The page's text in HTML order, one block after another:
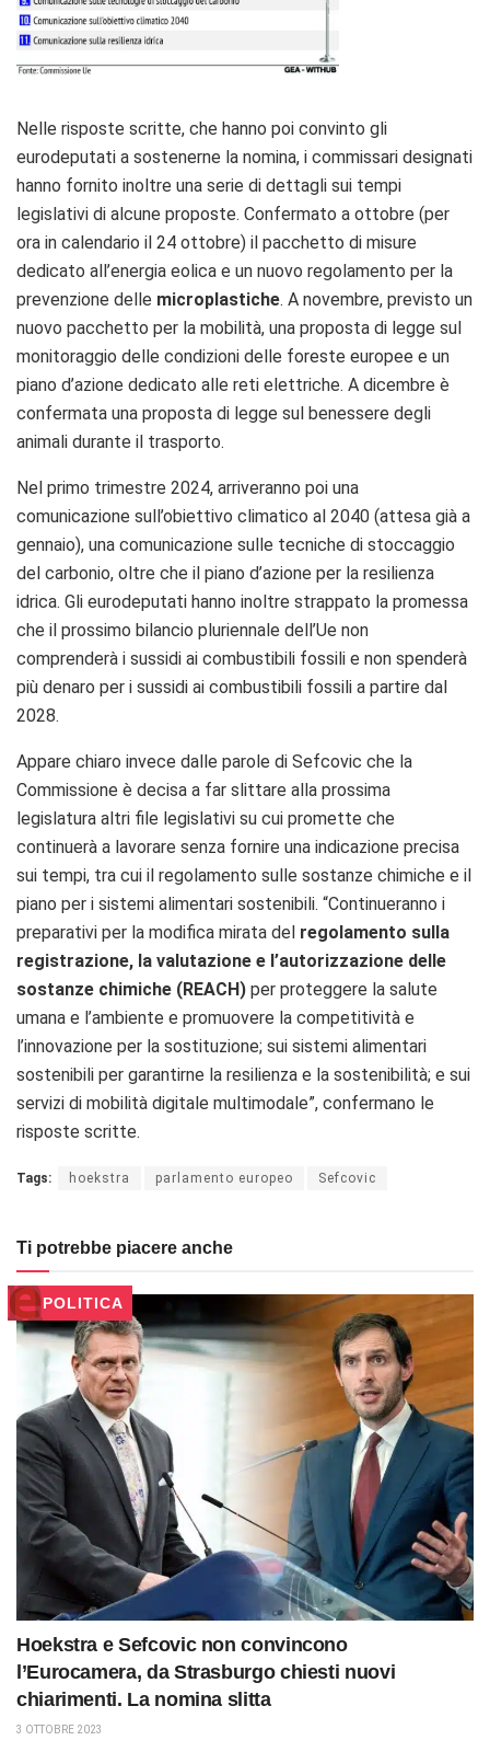
Nelle risposte scritte, che hanno poi convinto gli
eurodeputati a sostenerne la nomina, i commissari designati
hanno fornito inoltre una serie di dettagli sui tempi
legislativi di alcune proposte. Confermato a ottobre (per
ora in calendario il 24 ottobre) il pacchetto di misure
dedicato all’energia eolica e un nuovo regolamento per la
prevenzione delle microplastiche. A novembre, previsto un
nuovo pacchetto per la mobilità, una proposta di legge sul
monitoraggio delle condizioni delle foreste europee e un
piano d’azione dedicato alle reti elettriche. A dicembre è
confermata una proposta di legge sul benessere degli
animali durante il trasporto.
Nel primo trimestre 2024, arriveranno poi una
comunicazione sull’obiettivo climatico al 2040 (attesa già a
gennaio), una comunicazione sulle tecniche di stoccaggio
del carbonio, oltre che il piano d’azione per la resilienza
idrica. Gli eurodeputati hanno inoltre strappato la promessa
che il prossimo bilancio pluriennale dell’Ue non
comprenderà i sussidi ai combustibili fossili e non spenderà
più denaro per i sussidi ai combustibili fossili a partire dal
2028.
Appare chiaro invece dalle parole di Sefcovic che la
Commissione è decisa a far slittare alla prossima
legislatura altri file legislativi su cui promette che
continuerà a lavorare senza fornire una indicazione precisa
sui tempi, tra cui il regolamento sulle sostanze chimiche e il
piano per i sistemi alimentari sostenibili. “Continueranno i
preparativi per la modifica mirata del regolamento sulla
registrazione, la valutazione e l’autorizzazione delle
sostanze chimiche (REACH) per proteggere la salute
umana e l’ambiente e promuovere la competitività e
l’innovazione per la sostituzione; sui sistemi alimentari
sostenibili per garantirne la resilienza e la sostenibilità; e sui
servizi di mobilità digitale multimodale”, confermano le
risposte scritte.
Tags: hoekstra parlamento europeo Sefcovic
Ti potrebbe piacere anche
POLITICA
Hoekstra e Sefcovic non convincono
l’Eurocamera, da Strasburgo chiesti nuovi
chiarimenti. La nomina slitta
3 OTTOBRE 2023